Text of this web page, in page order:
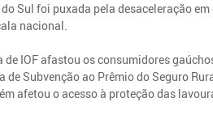
Sul foi puxada pela desaceleração
nacional.
IOF afastou os consumidores
Subvenção ao Prêmio do Seguro
afetou o acesso à proteção das